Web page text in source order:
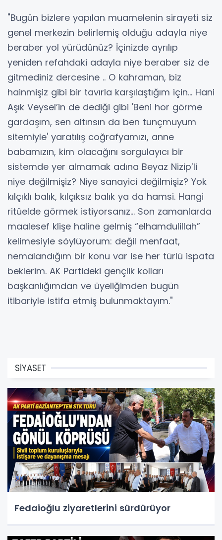
"Bugün bizlere yapılan muamelenin sirayeti siz
genel merkezin belirlemiş olduğu adayla niye
beraber yol yürüdünüz? İçinizde ayrılıp
yeniden refahdaki adayla niye beraber siz de
gitmediniz dercesine .. O kahraman, biz
hainmişiz gibi bir tavırla karşılaştığım için… Hani
Aşık Veysel’in de dediği gibi 'Beni hor görme
gardaşım, sen altınsın da ben tunçmuyum
sitemiyle' yaratılış coğrafyamızı, anne
babamızın, kim olacağını sorgulayıcı bir
sistemde yer almamak adına Beyaz Nizip’li
niye değilmişiz? Niye sanayici değilmişiz? Yok
kılçıklı balık, kılçıksız balık ya da hamsi. Hangi
ritüelde görmek istiyorsanız… Son zamanlarda
maalesef klişe haline gelmiş “elhamdulillah”
kelimesiyle söylüyorum: değil menfaat,
nemalandığım bir konu var ise her türlü ispata
beklerim. AK Partideki gençlik kolları
başkanlığımdan ve üyeliğimden bugün
itibariyle istifa etmiş bulunmaktayım."
SİYASET
Fedaioğlu ziyaretlerini sürdürüyor